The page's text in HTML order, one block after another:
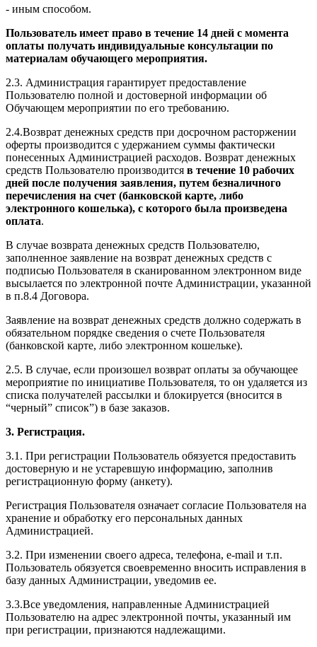
- иным способом.
Пользователь имеет право в течение 14 дней с момента
оплаты получать индивидуальные консультации по
материалам обучающего мероприятия.
2.3. Администрация гарантирует предоставление
Пользователю полной и достоверной информации об
Обучающем мероприятии по его требованию.
2.4.Возврат денежных средств при досрочном расторжении
оферты производится с удержанием суммы фактически
понесенных Администрацией расходов. Возврат денежных
средств Пользователю производится в течение 10 рабочих
дней после получения заявления, путем безналичного
перечисления на счет (банковской карте, либо
электронного кошелька), с которого была произведена
оплата.
В случае возврата денежных средств Пользователю,
заполненное заявление на возврат денежных средств с
подписью Пользователя в сканированном электронном виде
высылается по электронной почте Администрации, указанной
в п.8.4 Договора.
Заявление на возврат денежных средств должно содержать в
обязательном порядке сведения о счете Пользователя
(банковской карте, либо электронном кошельке).
2.5. В случае, если произошел возврат оплаты за обучающее
мероприятие по инициативе Пользователя, то он удаляется из
списка получателей рассылки и блокируется (вносится в
“черный” список”) в базе заказов.
3. Регистрация.
3.1. При регистрации Пользователь обязуется предоставить
достоверную и не устаревшую информацию, заполнив
регистрационную форму (анкету).
Регистрация Пользователя означает согласие Пользователя на
хранение и обработку его персональных данных
Администрацией.
3.2. При изменении своего адреса, телефона, e-mail и т.п.
Пользователь обязуется своевременно вносить исправления в
базу данных Администрации, уведомив ее.
3.3.Все уведомления, направленные Администрацией
Пользователю на адрес электронной почты, указанный им
при регистрации, признаются надлежащими.